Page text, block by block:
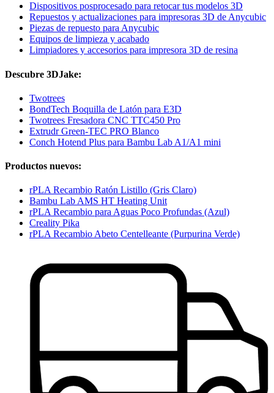
Dispositivos posprocesado para retocar tus modelos 3D
Repuestos y actualizaciones para impresoras 3D de Anycubic
Piezas de repuesto para Anycubic
Equipos de limpieza y acabado
Limpiadores y accesorios para impresora 3D de resina
Descubre 3DJake:
Twotrees
BondTech Boquilla de Latón para E3D
Twotrees Fresadora CNC TTC450 Pro
Extrudr Green-TEC PRO Blanco
Conch Hotend Plus para Bambu Lab A1/A1 mini
Productos nuevos:
rPLA Recambio Ratón Listillo (Gris Claro)
Bambu Lab AMS HT Heating Unit
rPLA Recambio para Aguas Poco Profundas (Azul)
Creality Pika
rPLA Recambio Abeto Centelleante (Purpurina Verde)